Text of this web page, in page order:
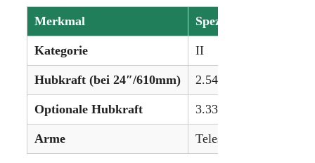
Merkmal Spezifikation
Kategorie II
Hubkraft (bei 24″/610mm) 2.549 kg (5.620 lbs)
Optionale Hubkraft 3.334 kg (7.351 lbs)
Arme Teleskopische